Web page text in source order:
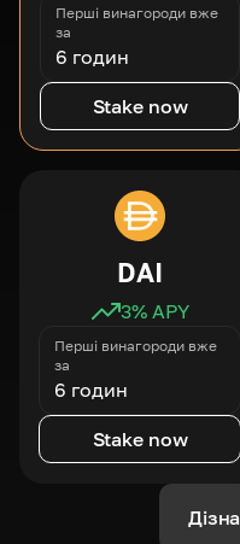
Перші винагороди вже
за
6 годин
Stake now
DAI
3% APY
Перші винагороди вже
за
6 годин
Stake now